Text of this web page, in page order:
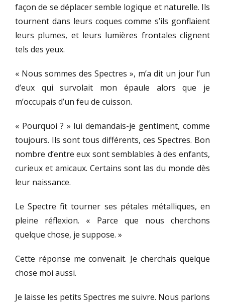
façon de se déplacer semble logique et naturelle. Ils
tournent dans leurs coques comme s’ils gonflaient
leurs plumes, et leurs lumières frontales clignent
tels des yeux.
« Nous sommes des Spectres », m’a dit un jour l’un
d’eux qui survolait mon épaule alors que je
m’occupais d’un feu de cuisson.
« Pourquoi ? » lui demandais-je gentiment, comme
toujours. Ils sont tous différents, ces Spectres. Bon
nombre d’entre eux sont semblables à des enfants,
curieux et amicaux. Certains sont las du monde dès
leur naissance.
Le Spectre fit tourner ses pétales métalliques, en
pleine réflexion. « Parce que nous cherchons
quelque chose, je suppose. »
Cette réponse me convenait. Je cherchais quelque
chose moi aussi.
Je laisse les petits Spectres me suivre. Nous parlons